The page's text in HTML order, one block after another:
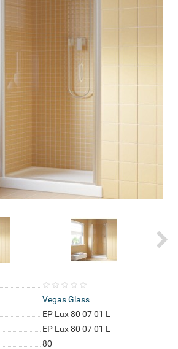
Vegas Glass
EP Lux 80 07 01 L
EP Lux 80 07 01 L
80